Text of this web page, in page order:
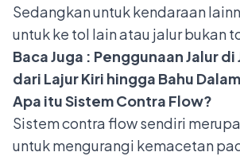
Sedangkan untuk kendaraan
untuk ke tol lain atau jalur bukan
Baca Juga : Penggunaan Jalur di
dari Lajur Kiri hingga Bahu Dalam
Apa itu Sistem Contra Flow?
Sistem contra flow sendiri
untuk mengurangi kemacetan